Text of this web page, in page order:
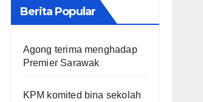
Berita Popular
Agong terima menghadap
Premier Sarawak
KPM komited bina sekolah